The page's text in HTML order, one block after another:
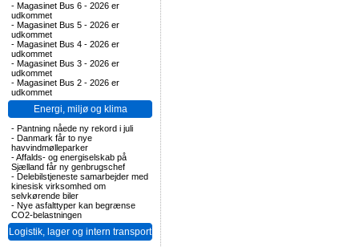
- Magasinet Bus 6 - 2026 er
udkommet
- Magasinet Bus 5 - 2026 er
udkommet
- Magasinet Bus 4 - 2026 er
udkommet
- Magasinet Bus 3 - 2026 er
udkommet
- Magasinet Bus 2 - 2026 er
udkommet
Energi, miljø og klima
- Pantning nåede ny rekord i juli
- Danmark får to nye
havvindmølleparker
-Affalds- og energiselskab på
Sjælland får ny genbrugschef
- Delebilstjeneste samarbejder med
kinesisk virksomhed om
selvkørende biler
- Nye asfalttyper kan begrænse
CO2-belastningen
Logistik, lager og intern transport